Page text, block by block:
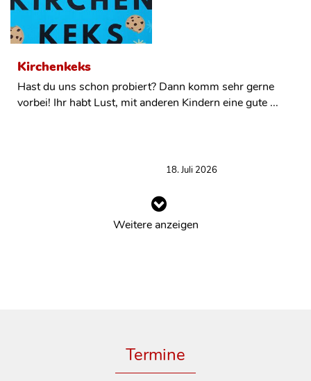
Kirchenkeks
Hast du uns schon probiert? Dann komm sehr gerne
vorbei! Ihr habt Lust, mit anderen Kindern eine gute ...
18. Juli 2026
Weitere anzeigen
Termine